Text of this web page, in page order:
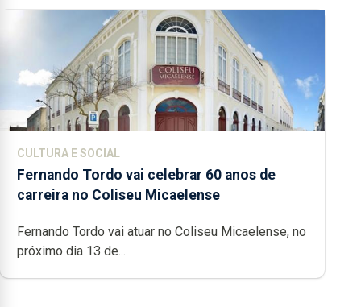
CULTURA E SOCIAL
Fernando Tordo vai celebrar 60 anos de
carreira no Coliseu Micaelense
Fernando Tordo vai atuar no Coliseu Micaelense, no
próximo dia 13 de...